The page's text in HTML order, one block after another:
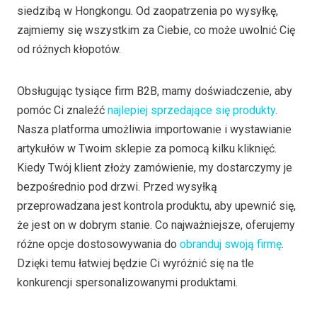
siedzibą w Hongkongu. Od zaopatrzenia po wysyłkę,
zajmiemy się wszystkim za Ciebie, co może uwolnić Cię
od różnych kłopotów.
Obsługując tysiące firm B2B, mamy doświadczenie, aby
pomóc Ci znaleźć najlepiej sprzedające się produkty.
Nasza platforma umożliwia importowanie i wystawianie
artykułów w Twoim sklepie za pomocą kilku kliknięć.
Kiedy Twój klient złoży zamówienie, my dostarczymy je
bezpośrednio pod drzwi. Przed wysyłką
przeprowadzana jest kontrola produktu, aby upewnić się,
że jest on w dobrym stanie. Co najważniejsze, oferujemy
różne opcje dostosowywania do obranduj swoją firmę.
Dzięki temu łatwiej będzie Ci wyróżnić się na tle
konkurencji spersonalizowanymi produktami.